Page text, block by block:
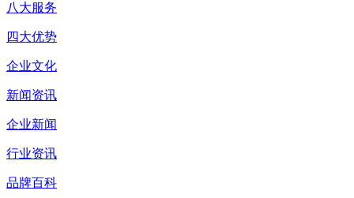
八大服务
四大优势
企业文化
新闻资讯
企业新闻
行业资讯
品牌百科